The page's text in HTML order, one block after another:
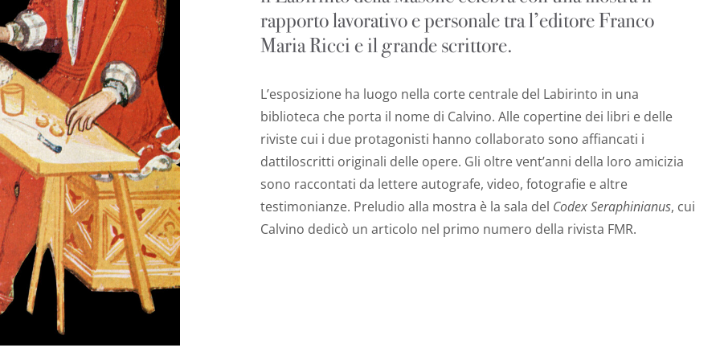
rapporto lavorativo e personale tra l’editore Franco
Maria Ricci e il grande scrittore.
L’esposizione ha luogo nella corte centrale del Labirinto in una
biblioteca che porta il nome di Calvino. Alle copertine dei libri e delle
riviste cui i due protagonisti hanno collaborato sono affiancati i
dattiloscritti originali delle opere. Gli oltre vent’anni della loro amicizia
sono raccontati da lettere autografe, video, fotografie e altre
testimonianze. Preludio alla mostra è la sala del Codex Seraphinianus, cui
Calvino dedicò un articolo nel primo numero della rivista FMR.